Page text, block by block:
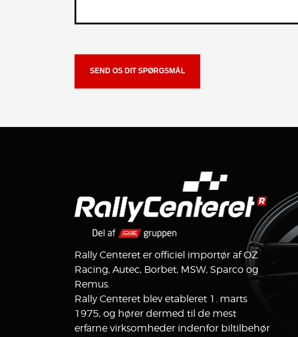
Rally Centeret er officiel importør af OZ
Racing, Autec, Borbet, MSW, Sparco og
Remus.
Rally Centeret blev etableret 1. marts
1975, og hører dermed til de mest
erfarne virksomheder indenfor biltilbehør